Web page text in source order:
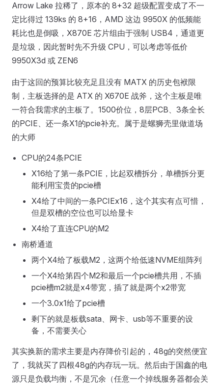
Arrow Lake 拉稀了，原本的 8+32 超级配置变成了不一
定比得过 139ks 的 8+16，AMD 这边 9950X 的低频能
耗比也是倒吸，X870E 芯片组由于强制 USB4，通道更
是垃圾，因此暂时先不升级 CPU，可以考虑等低价
9950X3d 或 ZEN6
由于这回的预算比较充足且没有 MATX 的历史包袱限
制，主板选择的是 ATX 的 X670E 战斧，这个主板是唯
一符合我需求的主板了。1500价位，8层PCB、3条全长
的PCIE、还一条X1的pcie补充。属于是螺狮壳里做道场
的大师
CPU的24条PCIE
X16给了第一条PCIE，比起双槽拆分，单槽拆分更
能利用宝贵的pcie槽
X4给了中间的一条PCIEx16，这个其实有点可惜，
但是双槽的空位也可以给显卡
X4给了直连CPU的M2
南桥通道
两个X4给了板载M2，这两个给低速NVME组阵列
一个X4给第四个M2和最后一个pcie槽共用，不插
pcie槽m2就是x4带宽，插了就是两个x2带宽
一个3.0x1给了pcie槽
剩下的就是板载sata、网卡、usb等不重要的设
备，不需要关心
其实换新的需求主要是内存降价引起的，48g的突然便宜
了，我就买了四根48g的内存玩一玩。然后由于国鑫的电
源只是负载均衡，不是冗余（任意一个掉线服务器都会关